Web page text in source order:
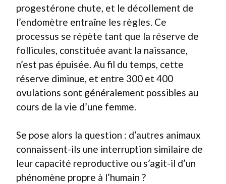
progestérone chute, et le décollement de
l’endomètre entraîne les règles. Ce
processus se répète tant que la réserve de
follicules, constituée avant la naissance,
n’est pas épuisée. Au fil du temps, cette
réserve diminue, et entre 300 et 400
ovulations sont généralement possibles au
cours de la vie d’une femme.
Se pose alors la question : d’autres animaux
connaissent-ils une interruption similaire de
leur capacité reproductive ou s’agit-il d’un
phénomène propre à l’humain ?